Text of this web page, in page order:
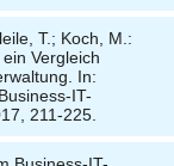
T.; Koch, M. :
Vergleich
In:
IT-
211-225.